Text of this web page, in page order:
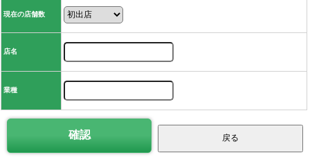
現在の店舗数
店名
業種